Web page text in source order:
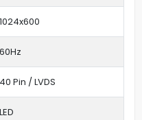
1024x600
60Hz
40 Pin / LVDS
LED